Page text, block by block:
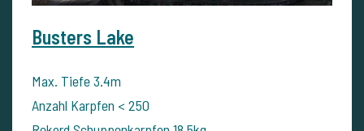
Busters Lake
Max. Tiefe 3.4m
Anzahl Karpfen < 250